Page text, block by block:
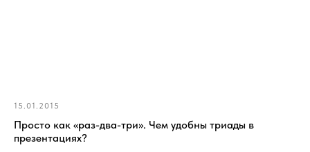
15.01.2015
Просто как «раз-два-три». Чем удобны триады в
презентациях?​